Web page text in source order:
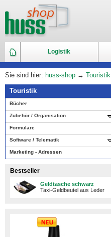
Logistik
Sie sind hier: huss-shop → Touristik
Touristik
Bücher
Zubehör / Organisation
Formulare
Software / Telematik
Marketing - Adressen
Bestseller
Geldtasche schwarz
Taxi-Geldbeutel aus Leder